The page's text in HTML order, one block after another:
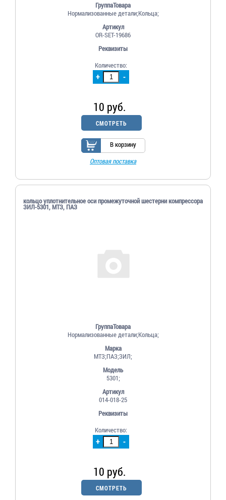
ГруппаТовара
Нормализованные детали;Кольца;
Артикул
OR-SET-19686
Реквизиты
+ -
Количество:
10 руб.
СМОТРЕТЬ
В корзину
Оптовая поставка
кольцо уплотнительное оси промежуточной шестерни компрессора
ЗИЛ-5301, МТЗ, ПАЗ
ГруппаТовара
Нормализованные детали;Кольца;
Марка
МТЗ;ПАЗ;ЗИЛ;
Модель
5301;
Артикул
014-018-25
Реквизиты
+ -
Количество:
10 руб.
СМОТРЕТЬ